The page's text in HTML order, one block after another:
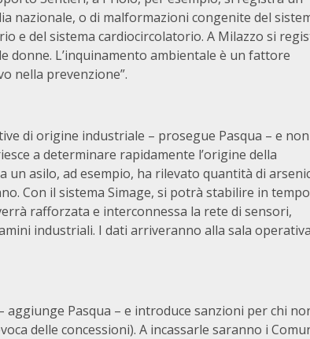
nazionale, o di malformazioni congenite del
e del sistema cardiocircolatorio. A Milazzo si
donne. L’inquinamento ambientale è un fattore
nella prevenzione”.
di origine industriale – prosegue Pasqua – e non
a determinare rapidamente l’origine della
un asilo, ad esempio, ha rilevato quantità di
Con il sistema Simage, si potrà stabilire in tempo
rafforzata e interconnessa la rete di sensori,
industriali. I dati arriveranno alla sala operativa
Pasqua – e introduce sanzioni per chi
delle concessioni). A incassarle saranno i